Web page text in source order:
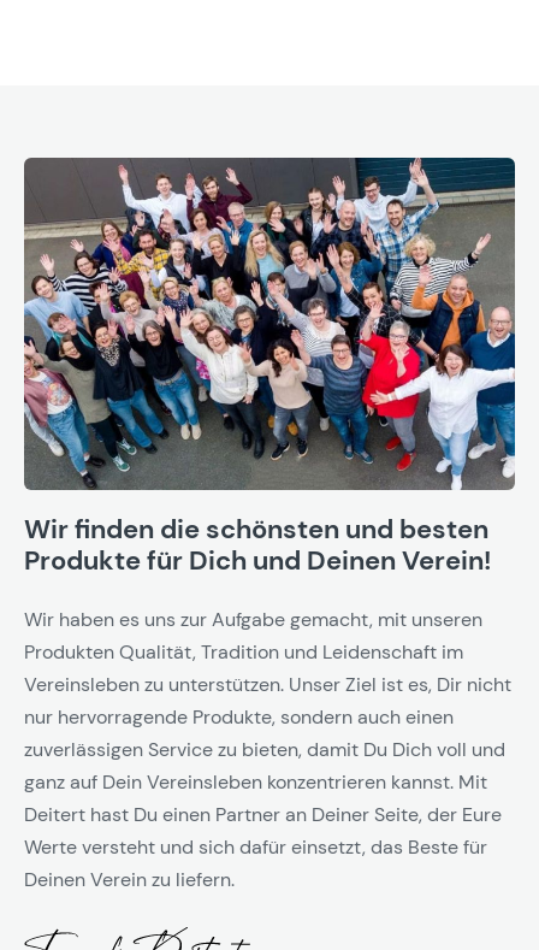
Wir finden die schönsten und besten
Produkte für Dich und Deinen Verein!
Wir haben es uns zur Aufgabe gemacht, mit unseren
Produkten Qualität, Tradition und Leidenschaft im
Vereinsleben zu unterstützen. Unser Ziel ist es, Dir nicht
nur hervorragende Produkte, sondern auch einen
zuverlässigen Service zu bieten, damit Du Dich voll und
ganz auf Dein Vereinsleben konzentrieren kannst. Mit
Deitert hast Du einen Partner an Deiner Seite, der Eure
Werte versteht und sich dafür einsetzt, das Beste für
Deinen Verein zu liefern.